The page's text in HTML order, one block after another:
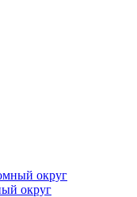
округ
округ